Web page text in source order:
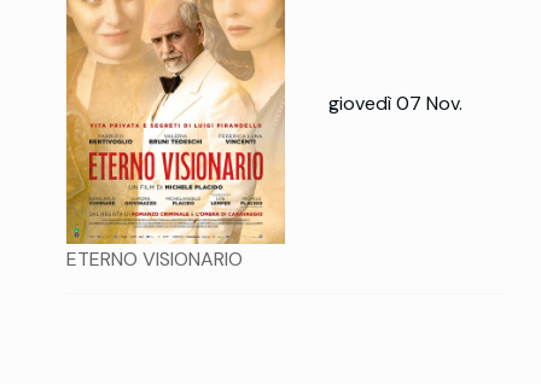
ETERNO VISIONARIO
giovedì 07 Nov.